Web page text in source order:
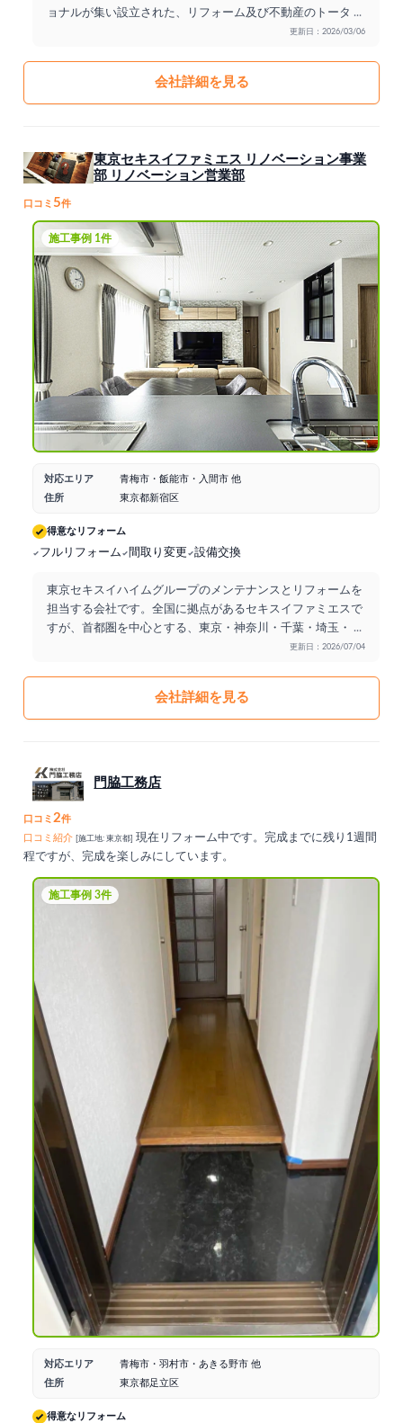
ョナルが集い設立された、リフォーム及び不動産のトータ ...
更新日：2026/03/06
会社詳細を見る
東京セキスイファミエス リノベーション事業
部 リノベーション営業部
口コミ5件
施工事例 1件
対応エリア
青梅市・飯能市・入間市 他
住所
東京都新宿区
得意なリフォーム
フルリフォーム 間取り変更 設備交換
東京セキスイハイムグループのメンテナンスとリフォームを
担当する会社です。全国に拠点があるセキスイファミエスで
すが、首都圏を中心とする、東京・神奈川・千葉・埼玉・ ...
更新日：2026/07/04
会社詳細を見る
門脇工務店
口コミ 2件
口コミ紹介
[施工地: 東京都]
現在リフォーム中です。完成までに残り1週間
程ですが、完成を楽しみにしています。
施工事例 3件
対応エリア
青梅市・羽村市・あきる野市 他
住所
東京都足立区
得意なリフォーム